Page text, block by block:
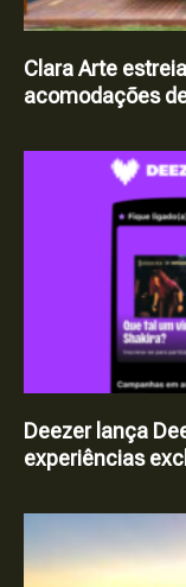
Clara Arte
acomodações
Deezer lança
experiências